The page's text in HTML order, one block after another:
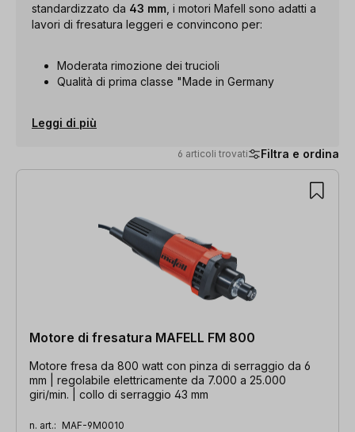
standardizzato da 43 mm , i motori Mafell sono adatti a
lavori di fresatura leggeri e convincono per:
Moderata rimozione dei trucioli
Qualità di prima classe "Made in Germany
Leggi di più
6 articoli trovati Filtra e ordina
6 articoli trovati
Motore di fresatura MAFELL FM 800
Motore fresa da 800 watt con pinza di serraggio da 6
mm | regolabile elettricamente da 7.000 a 25.000
giri/min. | collo di serraggio 43 mm
n. art.: MAF-9M0010